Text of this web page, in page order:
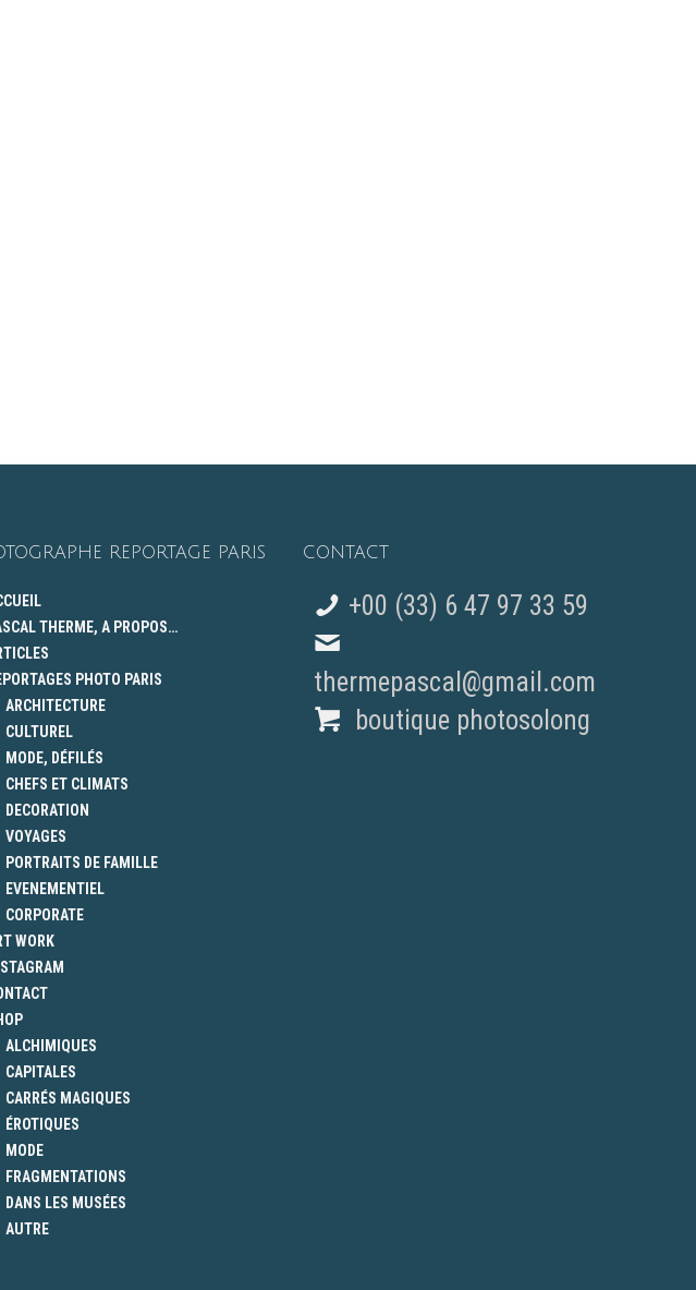
REPORTAGE PARIS
THERME, A PROPOS…
PHOTO PARIS
ARCHITECTURE
CULTUREL
MODE, DÉFILÉS
CHEFS ET CLIMATS
DECORATION
VOYAGES
PORTRAITS DE FAMILLE
EVENEMENTIEL
CORPORATE
WORK
ALCHIMIQUES
CAPITALES
CARRÉS MAGIQUES
ÉROTIQUES
MODE
FRAGMENTATIONS
DANS LES MUSÉES
AUTRE
CONTACT
+00 (33) 6 47 97 33 59
thermepascal@gmail.com
boutique photosolong